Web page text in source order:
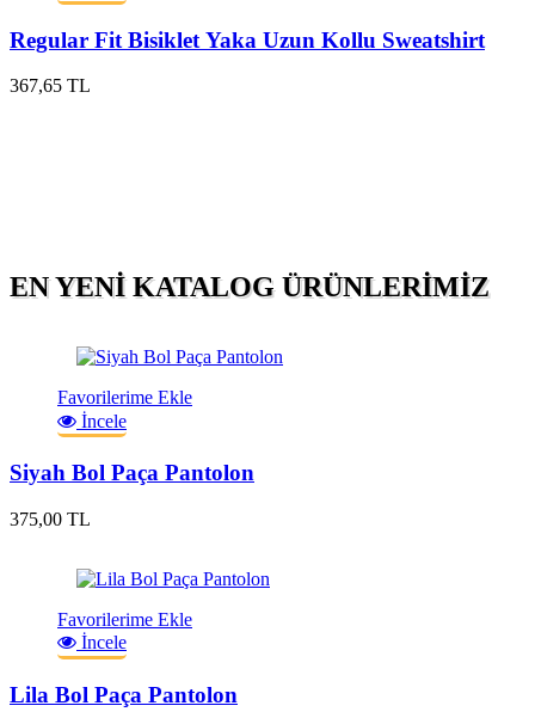
Regular Fit Bisiklet Yaka Uzun Kollu Sweatshirt
367,65 TL
EN YENI KATALOG ÜRÜNLERIMIZ
Favorilerime Ekle
İncele
Siyah Bol Paça Pantolon
375,00 TL
Favorilerime Ekle
İncele
Lila Bol Paça Pantolon